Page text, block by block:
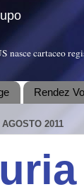
nasce cartaceo
Rendez
2011